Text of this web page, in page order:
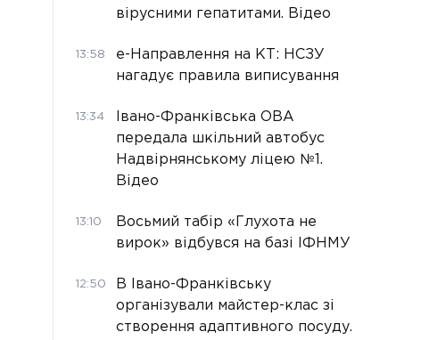
вірусними гепатитами. Відео
13:58
е-Направлення на КТ: НСЗУ
нагадує правила виписування
13:34
Івано-Франківська ОВА
передала шкільний автобус
Надвірнянському ліцею №1.
Відео
13:10
Восьмий табір «Глухота не
вирок» відбувся на базі ІФНМУ
12:50
В Івано-Франківську
організували майстер-клас зі
створення адаптивного посуду.